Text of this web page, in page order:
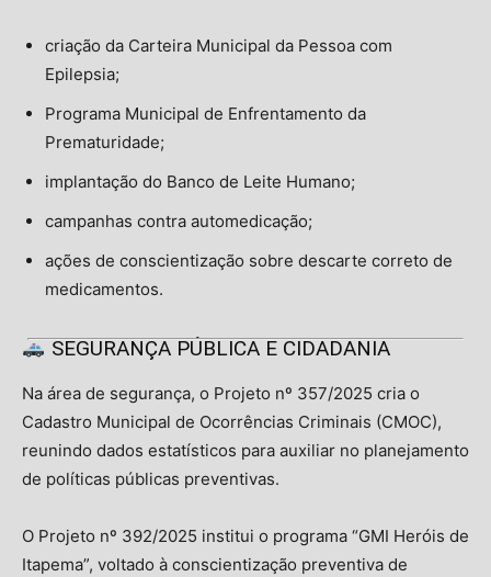
criação da Carteira Municipal da Pessoa com
Epilepsia;
Programa Municipal de Enfrentamento da
Prematuridade;
implantação do Banco de Leite Humano;
campanhas contra automedicação;
ações de conscientização sobre descarte correto de
medicamentos.
SEGURANÇA PÚBLICA E CIDADANIA
Na área de segurança, o Projeto nº 357/2025 cria o
Cadastro Municipal de Ocorrências Criminais (CMOC),
reunindo dados estatísticos para auxiliar no planejamento
de políticas públicas preventivas.
O Projeto nº 392/2025 institui o programa “GMI Heróis de
Itapema”, voltado à conscientização preventiva de